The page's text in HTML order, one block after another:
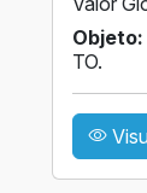
Objeto:
TO.